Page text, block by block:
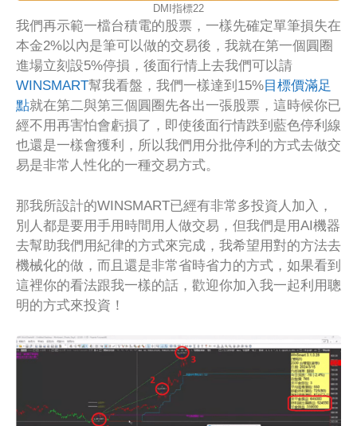
DMI指標22
我們再示範一檔台積電的股票，一樣先確定單筆損失在
本金2%以內是筆可以做的交易後，我就在第一個圓圈
進場立刻設5%停損，後面行情上去我們可以請
WINSMART幫我看盤，我們一樣達到15%目標價滿足
點就在第二與第三個圓圈先各出一張股票，這時候你已
經不用再害怕會虧損了，即使後面行情跌到藍色停利線
也還是一樣會獲利，所以我們用分批停利的方式去做交
易是非常人性化的一種交易方式。
那我所設計的WINSMART已經有非常多投資人加入，
別人都是要用手用時間用人做交易，但我們是用AI機器
去幫助我們用紀律的方式來完成，我希望用對的方法去
機械化的做，而且還是非常省時省力的方式，如果看到
這裡你的看法跟我一樣的話，歡迎你加入我一起利用聰
明的方式來投資！